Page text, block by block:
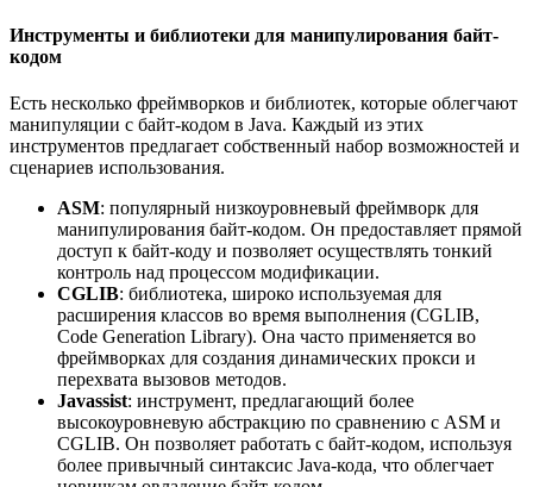
Инструменты и библиотеки для манипулирования байт-
кодом
Есть несколько фреймворков и библиотек, которые облегчают
манипуляции с байт-кодом в Java. Каждый из этих
инструментов предлагает собственный набор возможностей и
сценариев использования.
ASM: популярный низкоуровневый фреймворк для
манипулирования байт-кодом. Он предоставляет прямой
доступ к байт-коду и позволяет осуществлять тонкий
контроль над процессом модификации.
CGLIB: библиотека, широко используемая для
расширения классов во время выполнения (CGLIB,
Code Generation Library). Она часто применяется во
фреймворках для создания динамических прокси и
перехвата вызовов методов.
Javassist: инструмент, предлагающий более
высокоуровневую абстракцию по сравнению с ASM и
CGLIB. Он позволяет работать с байт-кодом, используя
более привычный синтаксис Java-кода, что облегчает